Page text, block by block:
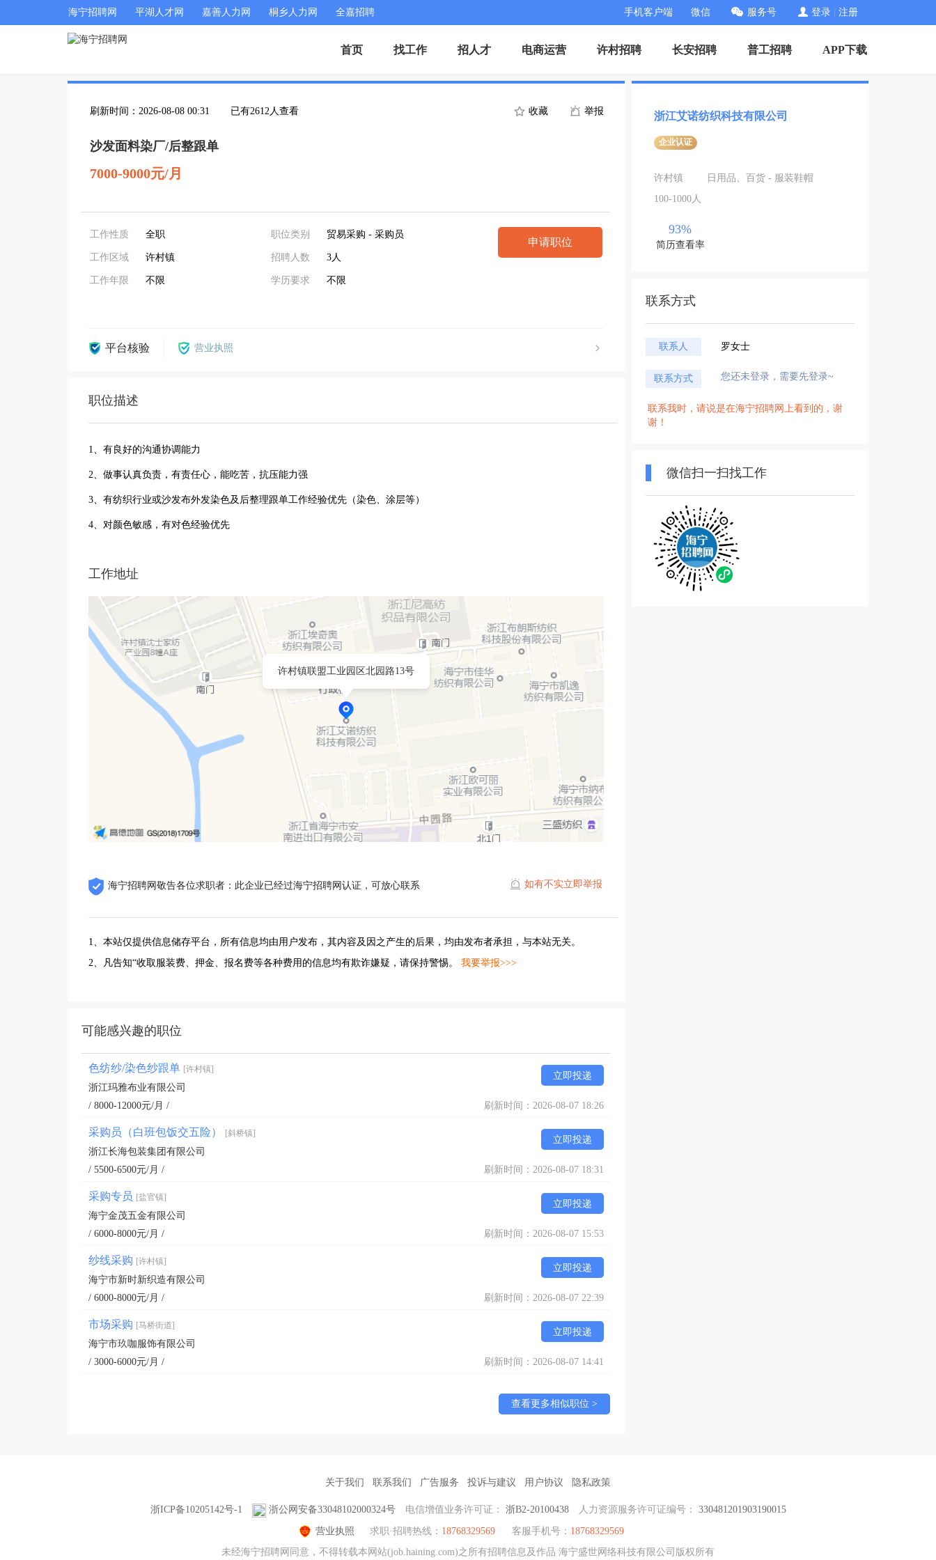
海宁招聘网 平湖人才网 嘉善人力网 桐乡人力网 全嘉招聘 手机客户端 微信 服务号 登录 注册
首页 找工作 招人才 电商运营 许村招聘 长安招聘 普工招聘 APP下载
刷新时间：2026-08-08 00:31 已有2612人查看 收藏 举报
沙发面料染厂/后整跟单
7000-9000元/月
工作性质 全职
工作区域 许村镇
工作年限 不限
职位类别 贸易采购 - 采购员
招聘人数 3人
学历要求 不限
申请职位
平台核验 营业执照
职位描述
1、有良好的沟通协调能力
2、做事认真负责，有责任心，能吃苦，抗压能力强
3、有纺织行业或沙发布外发染色及后整理跟单工作经验优先（染色、涂层等）
4、对颜色敏感，有对色经验优先
工作地址
许村镇联盟工业园区北园路13号
海宁招聘网敬告各位求职者：此企业已经过海宁招聘网认证，可放心联系 如有不实立即举报
1、本站仅提供信息储存平台，所有信息均由用户发布，其内容及因之产生的后果，均由发布者承担，与本站无关。
2、凡告知“收取服装费、押金、报名费等各种费用的信息均有欺诈嫌疑，请保持警惕。 我要举报>>>
可能感兴趣的职位
色纺纱/染色纱跟单 [许村镇]
立即投递
浙江玛雅布业有限公司
/ 8000-12000元/月 /
刷新时间：2026-08-07 18:26
采购员（白班包饭交五险） [斜桥镇]
立即投递
浙江长海包装集团有限公司
/ 5500-6500元/月 /
刷新时间：2026-08-07 18:31
采购专员 [盐官镇]
立即投递
海宁金茂五金有限公司
/ 6000-8000元/月 /
刷新时间：2026-08-07 15:53
纱线采购 [许村镇]
立即投递
海宁市新时新织造有限公司
/ 6000-8000元/月 /
刷新时间：2026-08-07 22:39
市场采购 [马桥街道]
立即投递
海宁市玖咖服饰有限公司
/ 3000-6000元/月 /
刷新时间：2026-08-07 14:41
查看更多相似职位 >
浙江艾诺纺织科技有限公司
企业认证
许村镇
日用品、百货 - 服装鞋帽
100-1000人
93%
简历查看率
联系方式
联系人 罗女士
联系方式 您还未登录，需要先登录~
联系我时，请说是在海宁招聘网上看到的，谢
谢！
微信扫一扫找工作
关于我们 联系我们 广告服务 投诉与建议 用户协议 隐私政策
浙ICP备10205142号-1 浙公网安备33048102000324号 电信增值业务许可证： 浙B2-20100438 人力资源服务许可证编号： 330481201903190015
营业执照 求职·招聘热线： 18768329569 客服手机号： 18768329569
未经海宁招聘网同意，不得转载本网站(job.haining.com)之所有招聘信息及作品 海宁盛世网络科技有限公司版权所有